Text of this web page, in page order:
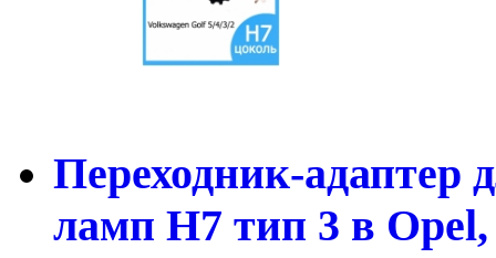
Переходник-адаптер
ламп H7 тип 3 в